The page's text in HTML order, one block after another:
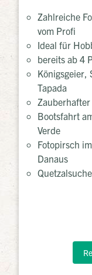
Zahlreiche
vom Profi
Ideal für
bereits ab 4
Königsgeier,
Tapada
Bootsfahrt
Verde
Fotopirsch
Danaus